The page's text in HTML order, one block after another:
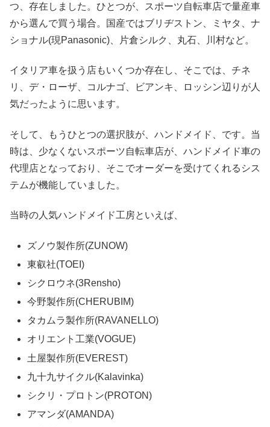
つ、存在しました。ひとつが、スポーツ自転車店で量産車
から選んで買う場合。国産ではブリヂストン、ミヤタ、ナ
ショナル(現Panasonic)、片倉シルク、丸石、川村など。
イタリア車を扱う店もいくつか存在し、そこでは、チネ
リ、デ・ローザ、コルナゴ、ビアンキ、ロッシン辺りが人
気だったように思います。
そして、もうひとつの選択肢が、ハンドメイド、です。当
時は、少なくないスポーツ自転車店が、ハンドメイド車の
代理店となっており、そこでオーダーを受けてくれるシス
テムが機能していました。
当時の人気ハンドメイド工房といえば、
ズノウ製作所(ZUNOW)
東叡社(TOEI)
シクロウネ(3Rensho)
今野製作所(CHERUBIM)
タカムラ製作所(RAVANELLO)
オリエント工業(VOGUE)
土屋製作所(EVEREST)
九十九サイクル(Kalavinka)
シクリ・プロトン(PROTON)
アマンダ(AMANDA)